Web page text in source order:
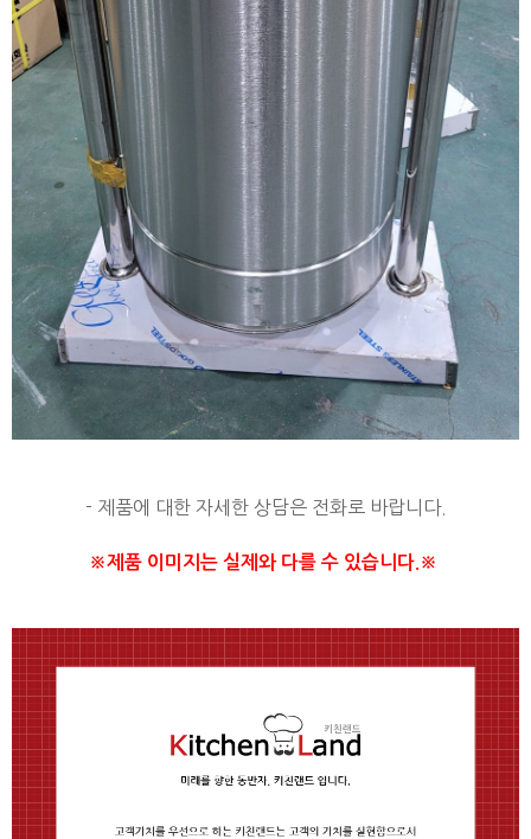
- 제품에 대한 자세한 상담은 전화로 바랍니다.
※제품 이미지는 실제와 다를 수 있습니다.※